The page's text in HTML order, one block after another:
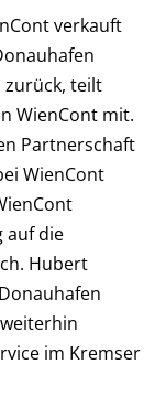
verkauft
zurück, teilt
WienCont mit.
Partnerschaft
WienCont
auf die
Hubert
im Kremser